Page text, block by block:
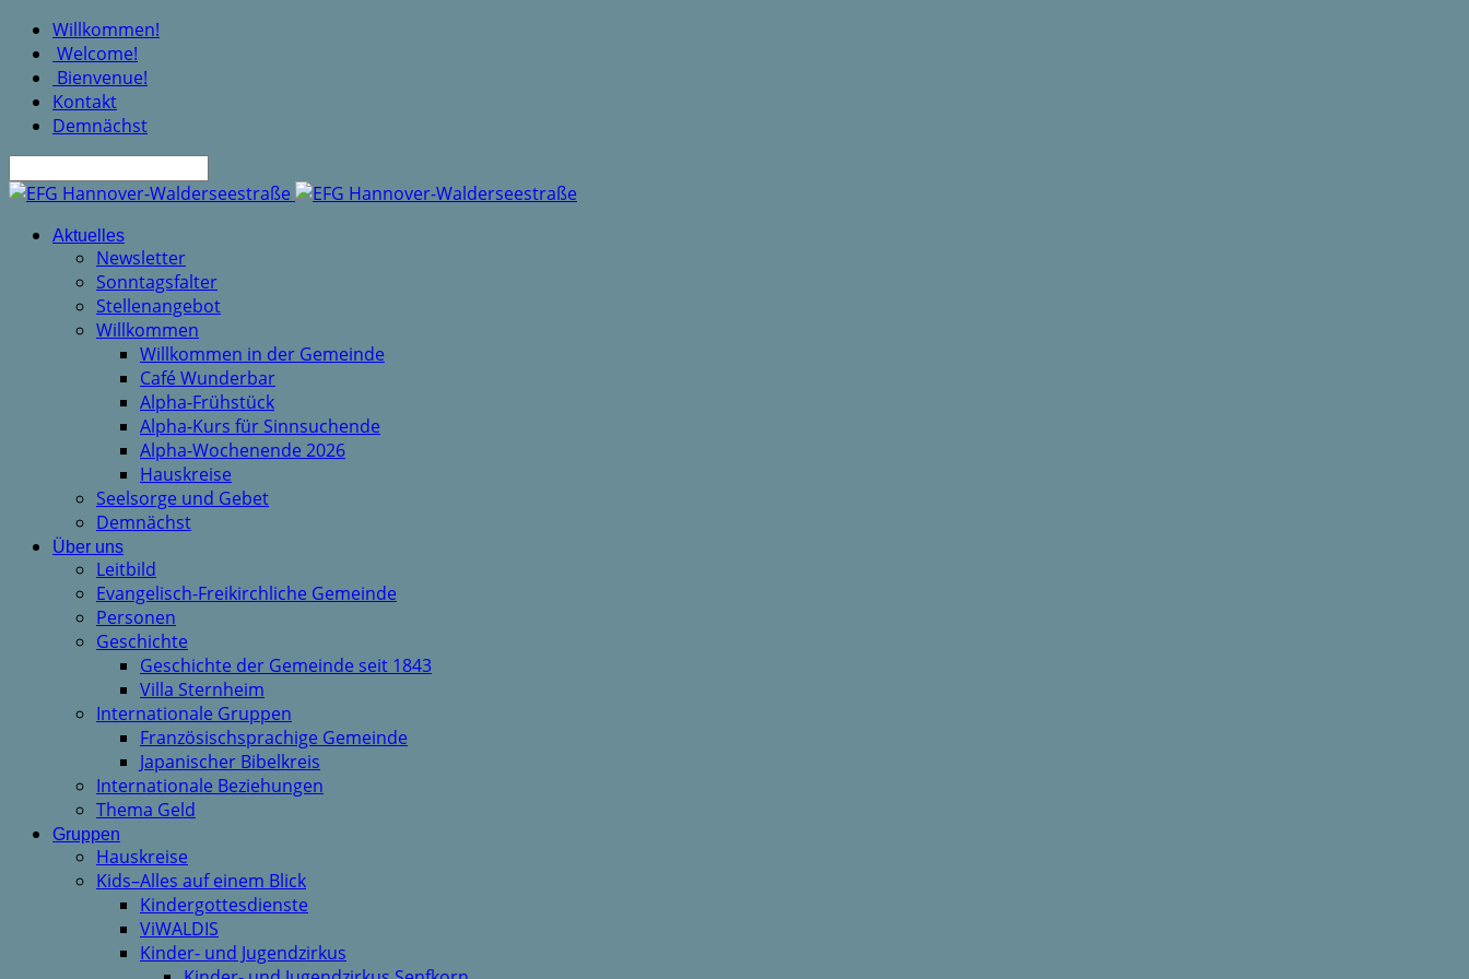
Willkommen!
Welcome!
Bienvenue!
Kontakt
Demnächst
Aktuelles
Newsletter
Sonntagsfalter
Stellenangebot
Willkommen
Willkommen in der Gemeinde
Café Wunderbar
Alpha-Frühstück
Alpha-Kurs für Sinnsuchende
Alpha-Wochenende 2026
Hauskreise
Seelsorge und Gebet
Demnächst
Über uns
Leitbild
Evangelisch-Freikirchliche Gemeinde
Personen
Geschichte
Geschichte der Gemeinde seit 1843
Villa Sternheim
Internationale Gruppen
Französischsprachige Gemeinde
Japanischer Bibelkreis
Internationale Beziehungen
Thema Geld
Gruppen
Hauskreise
Kids–Alles auf einem Blick
Kindergottesdienste
ViWALDIS
Kinder- und Jugendzirkus